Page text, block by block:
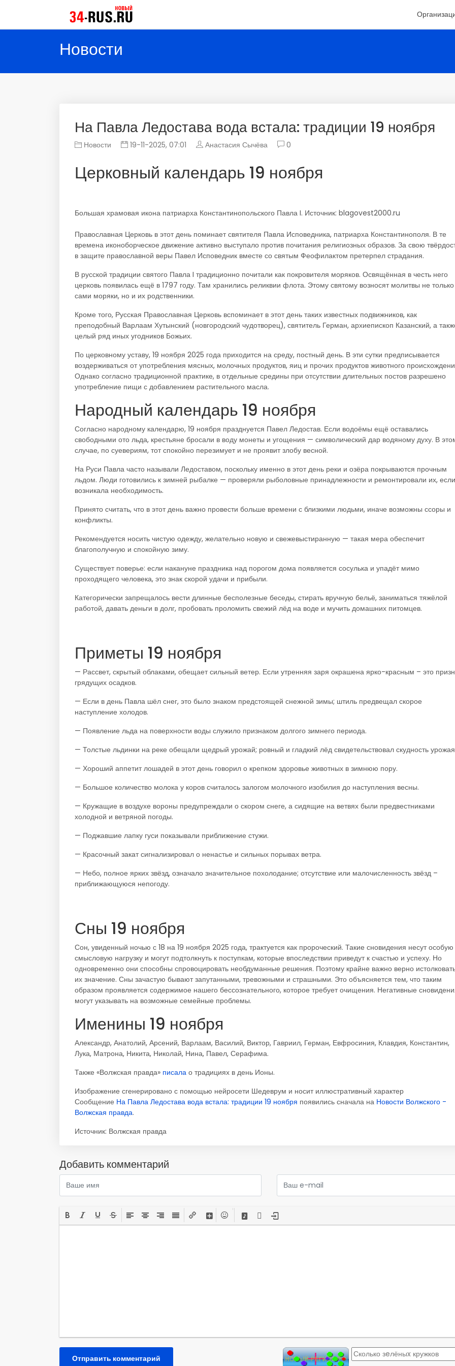
Новости
На Павла Ледостава вода встала: традиции 19 ноября
Новости 19-11-2025, 07:01 Анастасия Сычёва 0
Церковный календарь 19 ноября
Большая храмовая икона патриарха Константинопольского Павла I. Источник: blagovest2000.ru
Православная Церковь в этот день поминает святителя Павла Исповедника, патриарха Константинополя. В те
времена иконоборческое движение активно выступало против почитания религиозных образов. За свою
в защите православной веры Павел Исповедник вместе со святым Феофилактом претерпел страдания.
В русской традиции святого Павла I традиционно почитали как покровителя моряков. Освящённая в честь него
церковь появилась ещё в 1797 году. Там хранились реликвии флота. Этому святому возносят молитвы не только
сами моряки, но и их родственники.
Кроме того, Русская Православная Церковь вспоминает в этот день таких известных подвижников, как
преподобный Варлаам Хутынский (новгородский чудотворец), святитель Герман, архиепископ Казанский, а
целый ряд иных угодников Божьих.
По церковному уставу, 19 ноября 2025 года приходится на среду, постный день. В эти сутки предписывается
воздерживаться от употребления мясных, молочных продуктов, яиц и прочих продуктов животного
Однако согласно традиционной практике, в отдельные средины при отсутствии длительных постов разрешено
употребление пищи с добавлением растительного масла.
Народный календарь 19 ноября
Согласно народному календарю, 19 ноября празднуется Павел Ледостав. Если водоёмы ещё оставались
свободными ото льда, крестьяне бросали в воду монеты и угощения — символический дар водяному духу. В
случае, по суевериям, тот спокойно перезимует и не проявит злобу весной.
На Руси Павла часто называли Ледоставом, поскольку именно в этот день реки и озёра покрываются прочным
льдом. Люди готовились к зимней рыбалке — проверяли рыболовные принадлежности и ремонтировали их, если
возникала необходимость.
Принято считать, что в этот день важно провести больше времени с близкими людьми, иначе возможны ссоры и
конфликты.
Рекомендуется носить чистую одежду, желательно новую и свежевыстиранную — такая мера обеспечит
благополучную и спокойную зиму.
Существует поверье: если накануне праздника над порогом дома появляется сосулька и упадёт мимо
проходящего человека, это знак скорой удачи и прибыли.
Категорически запрещалось вести длинные бесполезные беседы, стирать вручную бельё, заниматься тяжёлой
работой, давать деньги в долг, пробовать проломить свежий лёд на воде и мучить домашних питомцев.
Приметы 19 ноября
— Рассвет, скрытый облаками, обещает сильный ветер. Если утренняя заря окрашена ярко-красным – это
грядущих осадков.
— Если в день Павла шёл снег, это было знаком предстоящей снежной зимы; штиль предвещал скорое
наступление холодов.
— Появление льда на поверхности воды служило признаком долгого зимнего периода.
— Толстые льдинки на реке обещали щедрый урожай; ровный и гладкий лёд свидетельствовал скудность
— Хороший аппетит лошадей в этот день говорил о крепком здоровье животных в зимнюю пору.
— Большое количество молока у коров считалось залогом молочного изобилия до наступления весны.
— Кружащие в воздухе вороны предупреждали о скором снеге, а сидящие на ветвях были предвестниками
холодной и ветряной погоды.
— Поджавшие лапку гуси показывали приближение стужи.
— Красочный закат сигнализировал о ненастье и сильных порывах ветра.
— Небо, полное ярких звёзд, означало значительное похолодание; отсутствие или малочисленность звёзд –
приближающуюся непогоду.
Сны 19 ноября
Сон, увиденный ночью с 18 на 19 ноября 2025 года, трактуется как пророческий. Такие сновидения несут особую
смысловую нагрузку и могут подтолкнуть к поступкам, которые впоследствии приведут к счастью и успеху. Но
одновременно они способны спровоцировать необдуманные решения. Поэтому крайне важно верно
их значение. Сны зачастую бывают запутанными, тревожными и страшными. Это объясняется тем, что таким
образом проявляется содержимое нашего бессознательного, которое требует очищения. Негативные
могут указывать на возможные семейные проблемы.
Именины 19 ноября
Александр, Анатолий, Арсений, Варлаам, Василий, Виктор, Гавриил, Герман, Евфросиния, Клавдия, Константин,
Лука, Матрона, Никита, Николай, Нина, Павел, Серафима.
Также «Волжская правда» писала о традициях в день Ионы.
Изображение сгенерировано с помощью нейросети Шедеврум и носит иллюстративный характер
Сообщение На Павла Ледостава вода встала: традиции 19 ноября появились сначала на Новости Волжского -
Волжская правда.
Источник: Волжская правда
Добавить комментарий
Отправить комментарий